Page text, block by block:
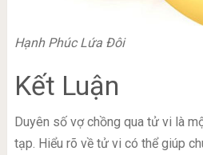
Hạnh Phúc Lứa Đôi
Kết Luận
Duyên số vợ chồng qua tử vi là
tạp. Hiểu rõ về tử vi có thể giúp